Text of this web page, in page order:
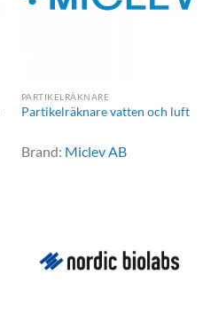
PARTIKELRÄKNARE
Partikelräknare vatten och luft
Brand: Miclev AB